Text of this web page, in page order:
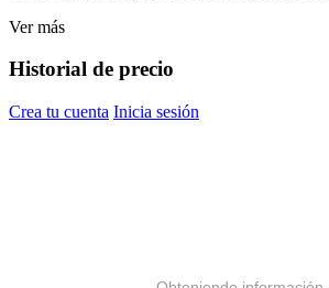
Ver más
Historial de precio
Crea tu cuenta Inicia sesión